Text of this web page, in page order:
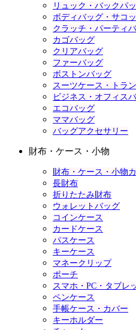
リュック・バックパ
ボディバッグ・サコ
クラッチ・パーティ
カゴバッグ
クリアバッグ
ファーバッグ
ボストンバッグ
スーツケース・トラ
ビジネス・オフィス
エコバッグ
ママバッグ
バッグアクセサリー
財布・ケース・小物
財布・ケース・小物
長財布
折りたたみ財布
ウォレットバッグ
コインケース
カードケース
パスケース
キーケース
マネークリップ
ポーチ
スマホ・PC・タブレ
ペンケース
手帳ケース・カバー
キーホルダー